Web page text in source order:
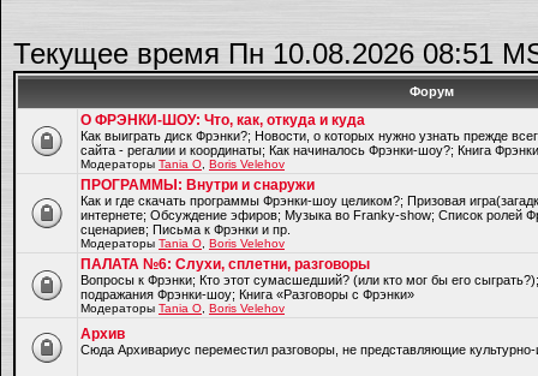
Текущее время Пн 10.08.2026 08:51
Форум
О ФРЭНКИ-ШОУ: Что, как, откуда и куда
Как выиграть диск Фрэнки?; Новости, о которых нужно узнать прежде
сайта - регалии и координаты; Как начиналось Фрэнки-шоу?; Книга
Модераторы Tania O Boris Velehov
ПРОГРАММЫ: Внутри и снаружи
Как и где скачать программы Фрэнки-шоу целиком?; Призовая
интернете; Обсуждение эфиров; Музыка во Franky-show; Список ролей
сценариев; Письма к Фрэнки и пр.
Модераторы Tania O Boris Velehov
ПАЛАТА №6: Слухи, сплетни, разговоры
Вопросы к Фрэнки; Кто этот сумасшедший? (или кто мог бы его
подражания Фрэнки-шоу; Книга «Разговоры с Фрэнки»
Модераторы Tania O Boris Velehov
Архив
Cюда Архивариус переместил разговоры, не представляющие культурно-